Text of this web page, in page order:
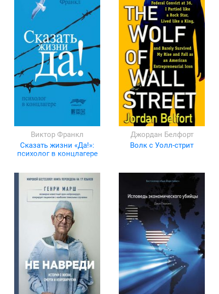
Виктор Франкл
Сказать жизни «Да!»:
психолог в концлагере
Джордан Белфорт
Волк с Уолл-стрит